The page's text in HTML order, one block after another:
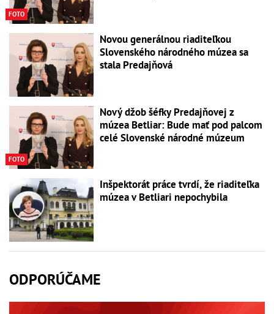
FOTO
Novou generálnou riaditeľkou
Slovenského národného múzea sa
stala Predajňová
FOTO
Nový džob šéfky Predajňovej z
múzea Betliar: Bude mať pod palcom
celé Slovenské národné múzeum
Inšpektorát práce tvrdí, že riaditeľka
múzea v Betliari nepochybila
ODPORÚČAME